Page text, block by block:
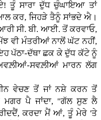
ਤੂੰ ਸਾਰਾ ਦੁੱਧ ਚੁੰਘਾਇਆ ਤਾਂ
ਕਰ, ਜਿਹੜੇ ਤੈਨੂੰ ਸਾਂਭਦੇ ਐ।
ਸੀ. ਬੀ. ਆਈ. ਤੋਂ ਕਰਵਾਓ,
ਵੀ ਮੰਤਰੀਆਂ ਨਾਲੋਂ ਘੱਟ ਨਹੀਂ,
ਪੱਠਾ-ਦੱਥਾ ਛਕ ਕੇ ਦੁੱਧ ਕੱਟੇ ਨੂੰ
ਸਵਲ਼ੀਆਂ ਮਾਰਨ ਲੱਗ
ਵੇਚਣ ਤੋਂ ਜਾਂ ਨਸ਼ੇ ਕਰਨ ਤੋਂ
ਮਗਰ ਪੈ ਜਾਂਦਾ, "ਗੱਲ ਸੁਣ ਲੈ
ਕਰਦਾ ਮੈਂ ਆਂ, ਤੂੰ ਮੇਰੇ 'ਤੇ